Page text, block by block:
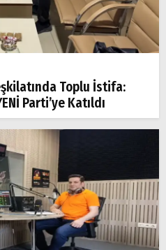
Toplu İstifa:
Parti’ye Katıldı